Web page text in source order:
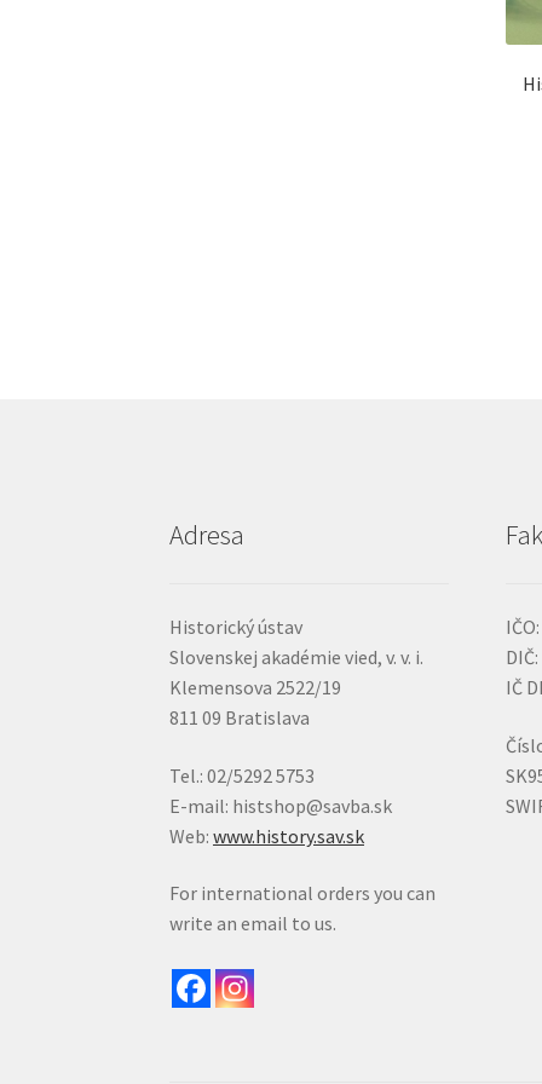
Adresa
Historický ústav
Slovenskej akadémie vied, v. v. i.
Klemensova 2522/19
811 09 Bratislava
Tel.: 02/5292 5753
E-mail: histshop@savba.sk
Web:www.history.sav.sk
For international orders you can
write an email to us.
IČ